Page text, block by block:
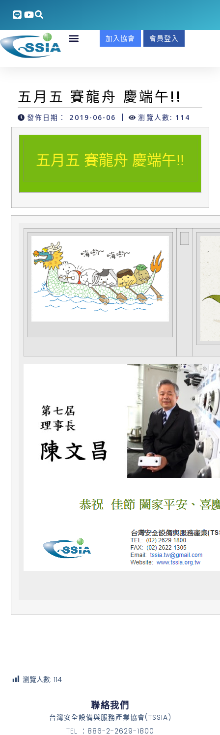
加入協會 會員登入
五月五 賽龍舟 慶端午!!
發佈日期： 2019-06-06 瀏覽人數: 114
五月五 賽龍舟 慶端午!!
瀏覽人數: 114
聯絡我們
台灣安全設備與服務產業協會(TSSIA)
TEL ：886-2-2629-1800